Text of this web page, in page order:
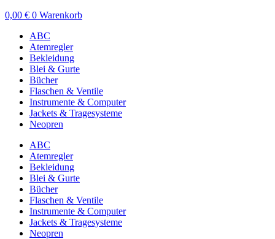
0,00 € 0 Warenkorb
ABC
Atemregler
Bekleidung
Blei & Gurte
Bücher
Flaschen & Ventile
Instrumente & Computer
Jackets & Tragesysteme
Neopren
ABC
Atemregler
Bekleidung
Blei & Gurte
Bücher
Flaschen & Ventile
Instrumente & Computer
Jackets & Tragesysteme
Neopren